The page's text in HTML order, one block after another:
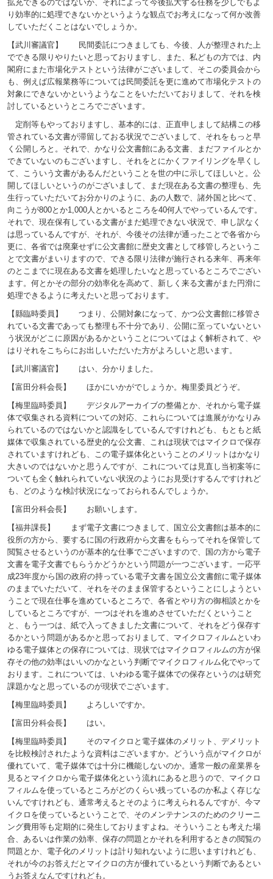
拡充できるのではないか、それによって今後拡大する任務を少しでもよ
り効率的に処理できないかというような観点でお考えになって何か改善
していただくことはないでしょうか。
【武川審議官】 民間委託につきましても、今後、人が整理された上
でできる限りやりたいと思っておりますし、また、私どもの方では、内
閣府にまた市場化テストという法律がございまして、そこの委員会から
も、例えば広報業務等については民間委託を更に進めて市場化テストの
対象にできないかというようなことをいただいておりまして、それを検
討しているというところでございます。
定削等もやっておりますし、基本的には、正直申しまして結構この移
管されている文書が滞留しておる状況でございまして、それをもっと早
く公開しろと。それで、かなり公文書館にある文書、まだファイルとか
できていないのもございますし、それをとにかくファイリングを早くし
て、こういう文書があるんだということを世の中に示してほしいと。公
開してほしいというのがございまして、まだ現在ある文書の整理も、先
生行っていただいてお分かりのように、あの人数で、諸外国と比べて、
向こうが800とか1,000人とかいるところを40何人でやっているんです。
それで、現在保有している文書がまだ処理できない状況で、申し訳なく
は思っているんですが、それが、今後その法律が通ったことで各省から
更に、各省では廃棄せずに公文書館に歴史文書として移管しろというこ
とで文書がまいりますので、できる限り法律が施行される来年、再来年
のとこまでに現在ある文書を処理したいなと思っているところでござい
ます。何とかその部分の効率化を高めて、新しく来る文書がまた円滑に
処理できるように考えたいと思っております。
【縣臨時委員】 つまり、公開対象になって、かつ公文書館に移管さ
れている文書であっても整理も不十分であり、公開に至っていないとい
う状況がどこに原因があるかということについてはよく解析されて、や
はりそれをこちらにお出しいただいた方がよろしいと思います。
【武川審議官】 はい、分かりました。
【富田分科会長】 ほかにいかがでしょうか。梅里委員どうぞ。
【梅里臨時委員】 デジタルアーカイブの整備とか、それから電子媒
体で収集される資料についての対応、これらについては進展がかなりみ
られているのではないかと認識をしているんですけれども、もともと紙
媒体で収集されている歴史的な公文書、これは現状ではマイクロで保存
されていますけれども、この電子媒体化ということのメリットはかなり
大きいのではないかと思うんですが、これについては見直し当初案等に
ついても全く触れられていない状況のようにお見受けするんですけれど
も、どのような検討状況になっておられるんでしょうか。
【富田分科会長】 お願いします。
【福井課長】 まず電子文書につきまして、国立公文書館は基本的に
役所の方から、要するに国の行政府から文書をもらってそれを保管して
閲覧させるというのが基本的な仕事でございますので、国の方から電子
文書を電子文書でもらうかどうかという問題が一つございます。一応平
成23年度から国の政府の持っている電子文書を国立公文書館に電子媒体
のままでいただいて、それをそのまま保管するということにしようとい
うことで現在仕事を進めているところで、各省とやり方の御相談とかを
しているところですが、一つはそれを進めさせていただくということ
と、もう一つは、紙で入ってきました文書について、それをどう保存す
るかという問題があるかと思っておりまして、マイクロフィルムといわ
ゆる電子媒体との保存については、現状ではマイクロフィルムの方が保
存その他の効率はいいのかなという判断でマイクロフィルム化でやって
おります。これについては、いわゆる電子媒体での保存というのは研究
課題かなと思っているのが現状でございます。
【梅里臨時委員】 よろしいですか。
【富田分科会長】 はい。
【梅里臨時委員】 そのマイクロと電子媒体のメリット、デメリット
を比較検討されたような資料はございますか。どういう点がマイクロが
優れていて、電子媒体では十分に機能しないのか。通常一般の産業界を
見るとマイクロから電子媒体化という流れにあると思うので、マイクロ
フィルムを使っているところがどのくらい残っているのか私よく存じな
いんですけれども、通常考えるとそのように考えられるんですが、今マ
イクロを使っているということで、そのメンテナンスのためのクリーニ
ング費用等も定期的に発生しておりますよね。そういうことも考えた場
合、あるいは作業の効率、保存の問題とかそれを利用するときの閲覧の
問題とか、電子化のメリットは計り知れないように思いますけれども、
それが今のお答えだとマイクロの方が優れているという判断であるとい
うお答えなんですけれども。